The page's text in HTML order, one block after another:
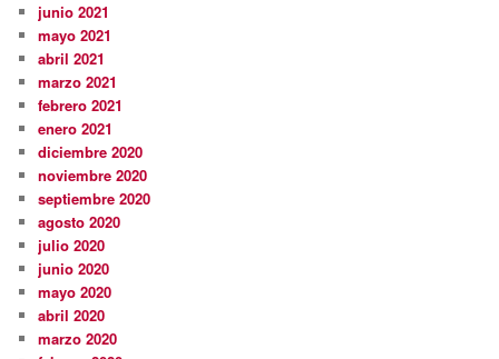
junio 2021
mayo 2021
abril 2021
marzo 2021
febrero 2021
enero 2021
diciembre 2020
noviembre 2020
septiembre 2020
agosto 2020
julio 2020
junio 2020
mayo 2020
abril 2020
marzo 2020